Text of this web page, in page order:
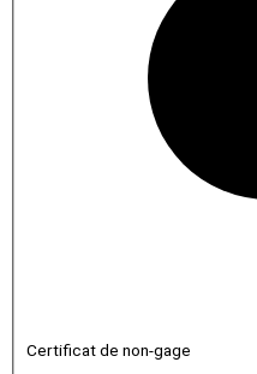
Certificat de non-gage